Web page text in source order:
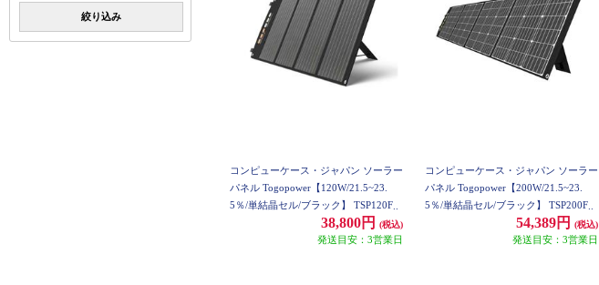
絞り込み
コンピューケース・ジャパン ソーラー
パネル Togopower【120W/21.5~23.
5％/単結晶セル/ブラック】 TSP120F
38,800円 (税込)
発送目安：3営業日
コンピューケース・ジャパン ソーラー
パネル Togopower【200W/21.5~23.
5％/単結晶セル/ブラック】 TSP200F
54,389円 (税込)
発送目安：3営業日